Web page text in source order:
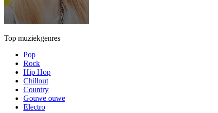
Top muziekgenres
Pop
Rock
Hip Hop
Chillout
Country
Gouwe ouwe
Electro